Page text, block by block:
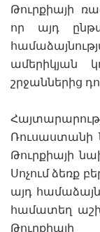
Թուրքիայի
որ այդ
ամերիկյան
շրջաններից
Ռուսաստանի
Թուրքիայի
Սոչում ձեռք
այդ
համատեղ